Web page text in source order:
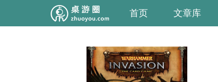
首页 文章库